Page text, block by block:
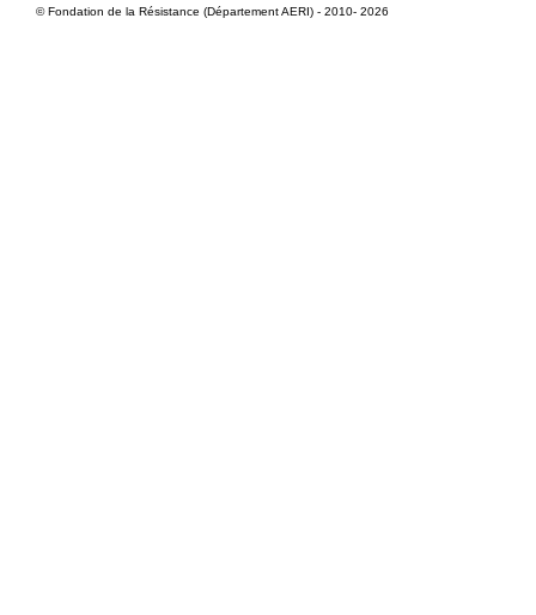
© Fondation de la Résistance (Département AERI) - 2010- 2026